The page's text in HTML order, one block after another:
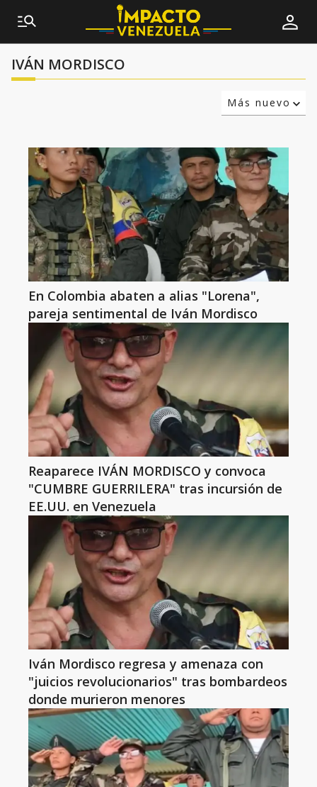
IVÁN MORDISCO
Más nuevo
En Colombia abaten a alias "Lorena",
pareja sentimental de Iván Mordisco
Reaparece IVÁN MORDISCO y convoca
"CUMBRE GUERRILERA" tras incursión de
EE.UU. en Venezuela
Iván Mordisco regresa y amenaza con
"juicios revolucionarios" tras bombardeos
donde murieron menores